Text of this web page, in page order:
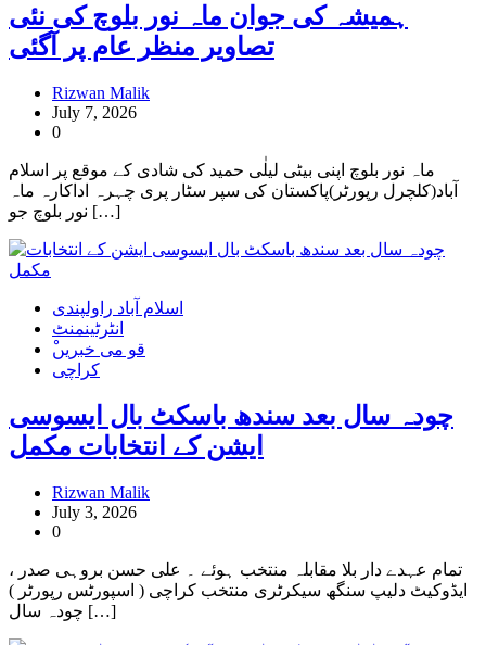
ہمیشہ کی جوان ماہ نور بلوچ کی نئی
تصاویر منظر عام پر آگئی
Rizwan Malik
July 7, 2026
0
ماہ نور بلوچ اپنی بیٹی لیلٰی حمید کی شادی کے موقع پر اسلام
آباد(کلچرل رپورٹر)پاکستان کی سپر سٹار پری چہرہ اداکارہ ماہ
نور بلوچ جو […]
اسلام آباد راولپندی
انٹرٹینمنٹ
ْقو می خبریں
کراچی
چودہ سال بعد سندھ باسکٹ بال ایسوسی
ایشن کے انتخابات مکمل
Rizwan Malik
July 3, 2026
0
تمام عہدے دار بلا مقابلہ منتخب ہوئے ۔ علی حسن بروہی صدر ،
ایڈوکیٹ دلیپ سنگھ سیکرٹری منتخب کراچی ( اسپورٹس رپورٹر )
چودہ سال […]